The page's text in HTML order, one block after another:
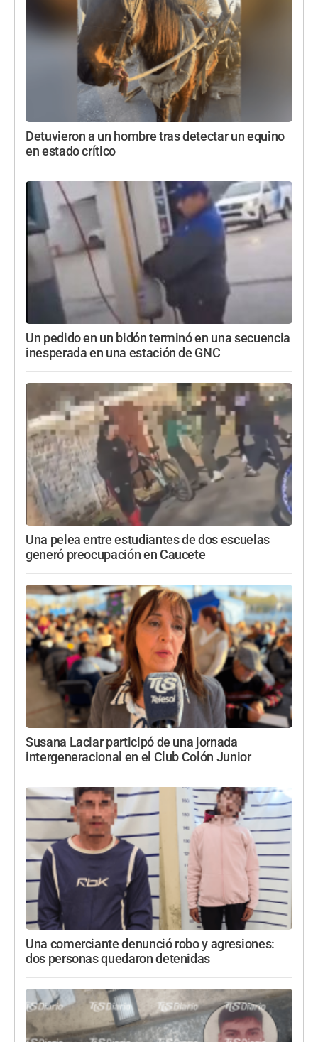
Detuvieron a un hombre tras detectar un equino
en estado crítico
Un pedido en un bidón terminó en una secuencia
inesperada en una estación de GNC
Una pelea entre estudiantes de dos escuelas
generó preocupación en Caucete
Susana Laciar participó de una jornada
intergeneracional en el Club Colón Junior
Una comerciante denunció robo y agresiones:
dos personas quedaron detenidas